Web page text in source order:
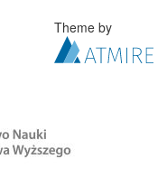
Theme by